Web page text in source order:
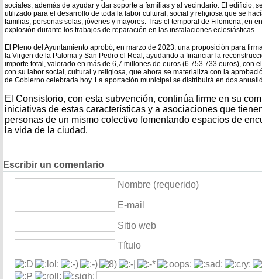
sociales, además de ayudar y dar soporte a familias y al vecindario. El edificio,
utilizado para el desarrollo de toda la labor cultural, social y religiosa que se
familias, personas solas, jóvenes y mayores. Tras el temporal de Filomena, en
explosión durante los trabajos de reparación en las instalaciones eclesiásticas.
El Pleno del Ayuntamiento aprobó, en marzo de 2023, una proposición para
la Virgen de la Paloma y San Pedro el Real, ayudando a financiar la
importe total, valorado en más de 6,7 millones de euros (6.753.733 euros), con
con su labor social, cultural y religiosa, que ahora se materializa con la
de Gobierno celebrada hoy. La aportación municipal se distribuirá en dos
El Consistorio, con esta subvención, continúa firme en su
iniciativas de estas características y a asociaciones que
personas de un mismo colectivo fomentando espacios de
la vida de la ciudad.
Escribir un comentario
Nombre (requerido)
E-mail
Sitio web
Título